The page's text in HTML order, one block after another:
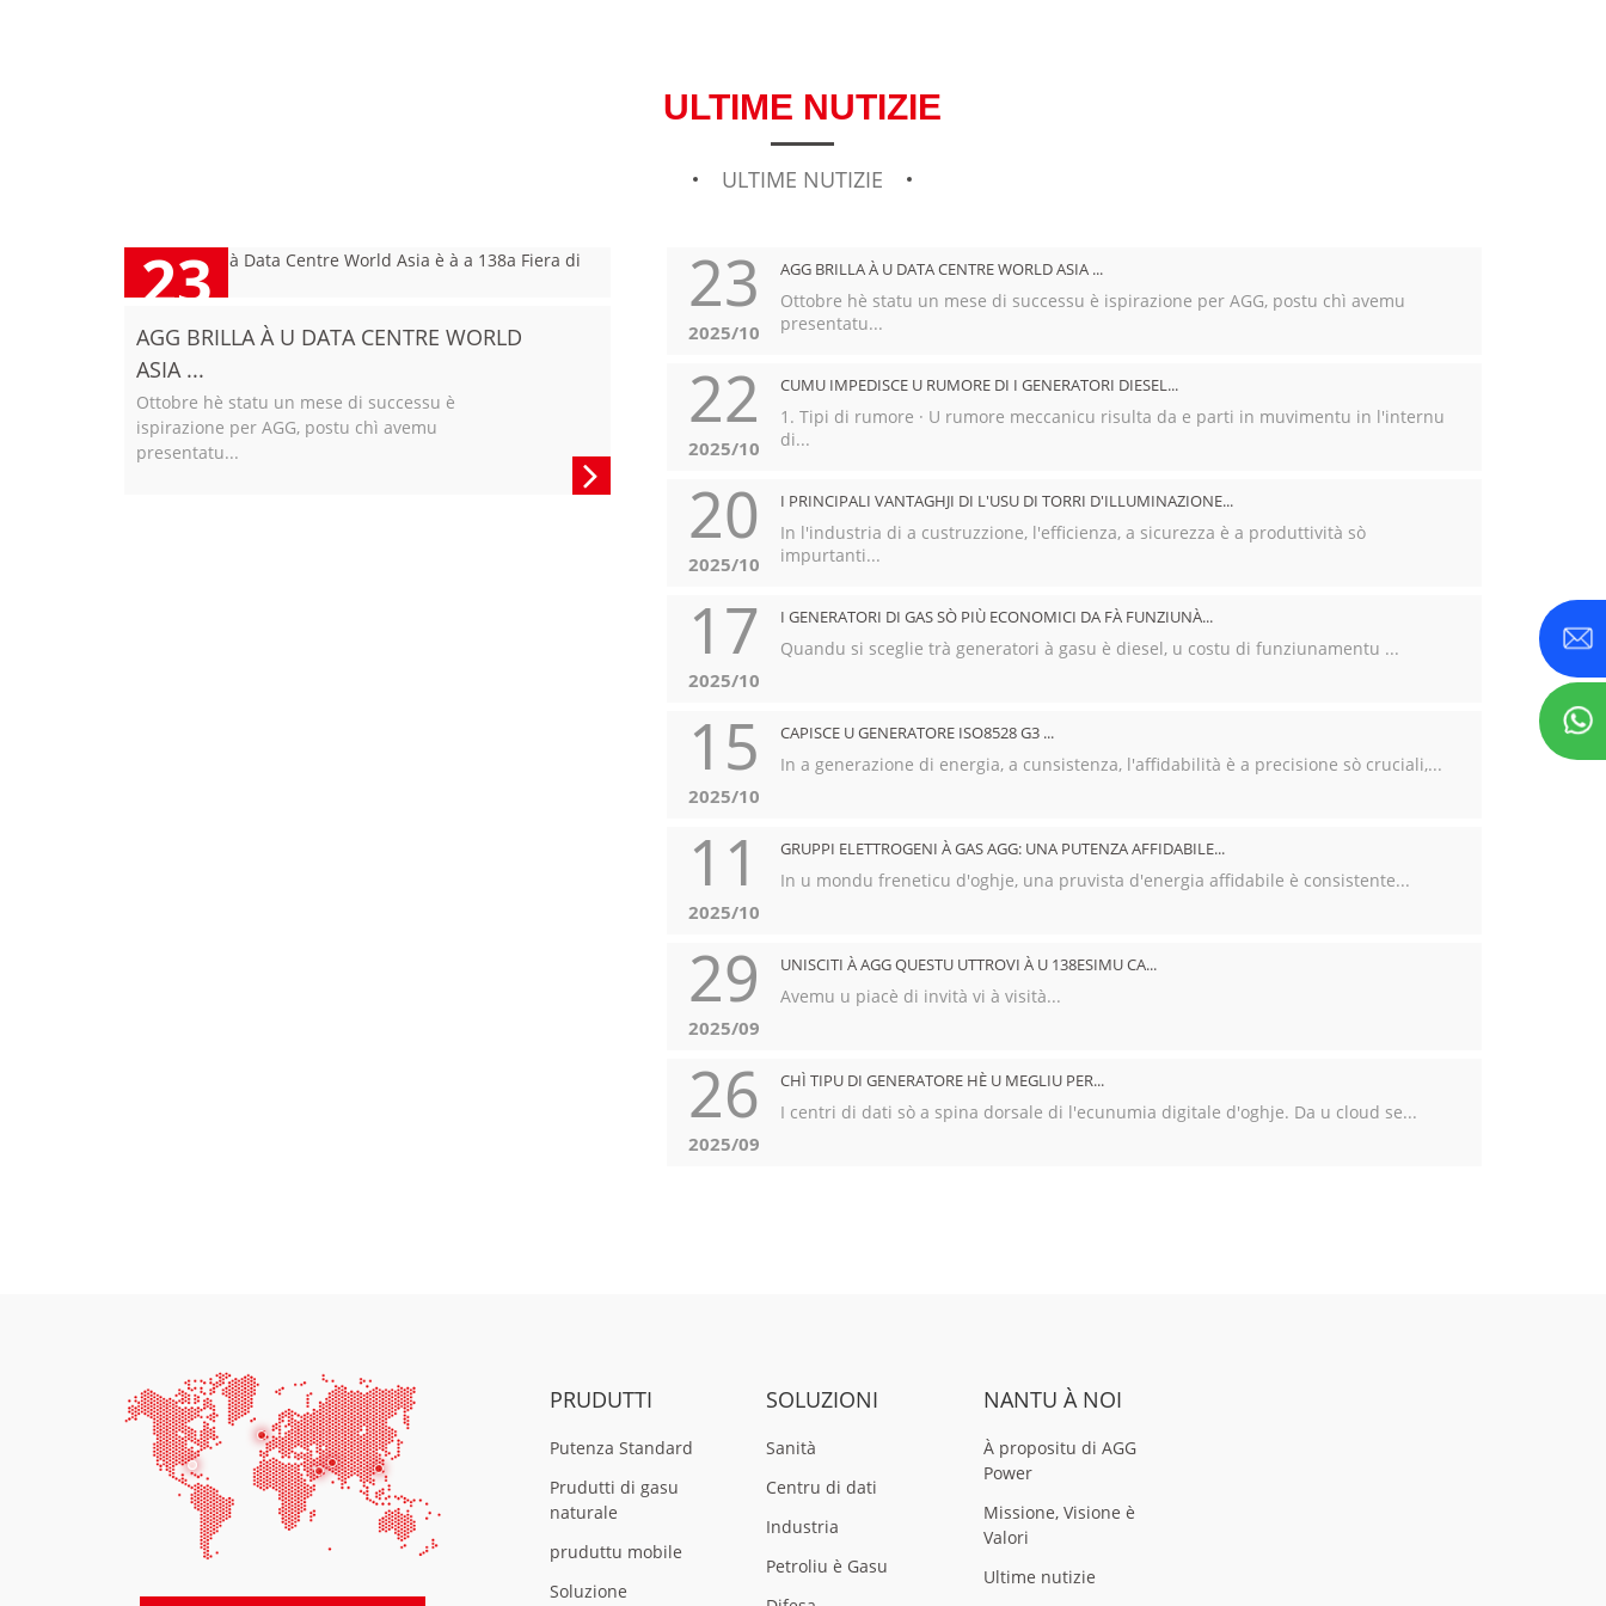
ULTIME NUTIZIE
ULTIME NUTIZIE
23
2025/10
AGG BRILLA À U DATA CENTRE WORLD
ASIA ...
Ottobre hè statu un mese di successu è
ispirazione per AGG, postu chì avemu
presentatu...

23
2025/10
AGG BRILLA À U DATA CENTRE WORLD ASIA ...
Ottobre hè statu un mese di successu è ispirazione per AGG, postu chì avemu
presentatu...
22
2025/10
CUMU IMPEDISCE U RUMORE DI I GENERATORI DIESEL...
1. Tipi di rumore · U rumore meccanicu risulta da e parti in muvimentu in l'internu
di...
20
2025/10
I PRINCIPALI VANTAGHJI DI L'USU DI TORRI D'ILLUMINAZIONE...
In l'industria di a custruzzione, l'efficienza, a sicurezza è a produttività sò
impurtanti...
17
2025/10
I GENERATORI DI GAS SÒ PIÙ ECONOMICI DA FÀ FUNZIUNÀ...
Quandu si sceglie trà generatori à gasu è diesel, u costu di funziunamentu ...
15
2025/10
CAPISCE U GENERATORE ISO8528 G3 ...
In a generazione di energia, a cunsistenza, l'affidabilità è a precisione sò cruciali,...
11
2025/10
GRUPPI ELETTROGENI À GAS AGG: UNA PUTENZA AFFIDABILE...
In u mondu freneticu d'oghje, una pruvista d'energia affidabile è consistente...
29
2025/09
UNISCITI À AGG QUESTU UTTROVI À U 138ESIMU CA...
Avemu u piacè di invità vi à visità...
26
2025/09
CHÌ TIPU DI GENERATORE HÈ U MEGLIU PER...
I centri di dati sò a spina dorsale di l'ecunumia digitale d'oghje. Da u cloud se...
PRUDUTTI
Putenza Standard
Prudutti di gasu
naturale
pruduttu mobile
Soluzione
SOLUZIONI
Sanità
Centru di dati
Industria
Petroliu è Gasu
NANTU À NOI
À propositu di AGG
Power
Missione, Visione è
Valori
Ultime nutizie